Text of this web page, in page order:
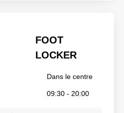
FOOT
LOCKER
Dans le centre
09:30 - 20:00